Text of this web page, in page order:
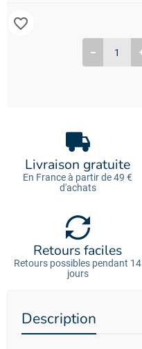
favorite_border
Livraison gratuite
En France à partir de 49 €
d'achats
Retours faciles
Retours possibles pendant 14
jours
Description